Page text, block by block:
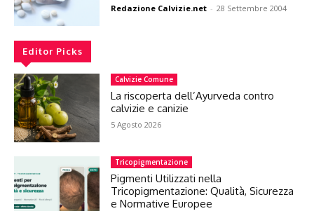
Redazione Calvizie.net - 28 Settembre 2004
Editor Picks
Calvizie Comune
La riscoperta dell’Ayurveda contro
calvizie e canizie
5 Agosto 2026
Tricopigmentazione
Pigmenti Utilizzati nella
Tricopigmentazione: Qualità, Sicurezza
e Normative Europee